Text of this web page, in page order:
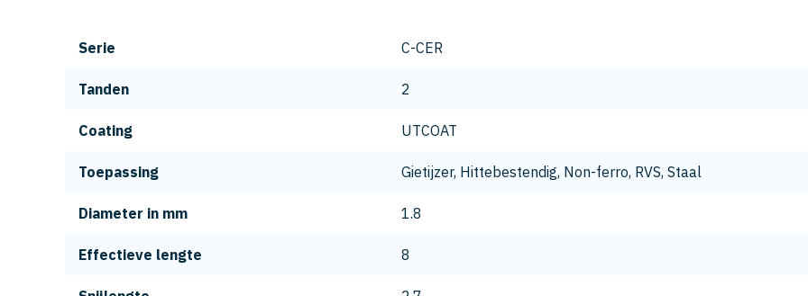
Serie C-CER
Tanden 2
Coating UTCOAT
Toepassing Gietijzer, Hittebestendig, Non-ferro, RVS, Staal
Diameter in mm 1.8
Effectieve lengte 8